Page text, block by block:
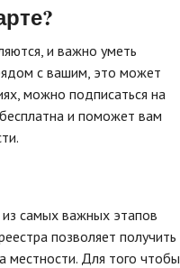
и важно уметь
с вашим, это может
можно подписаться на
и поможет вам
самых важных этапов
позволяет получить
местности. Для того чтобы